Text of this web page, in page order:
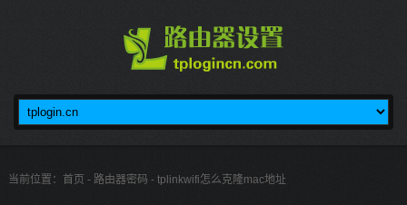
当前位置： 首页 - 路由器密码 - tplinkwifi怎么克隆mac地址